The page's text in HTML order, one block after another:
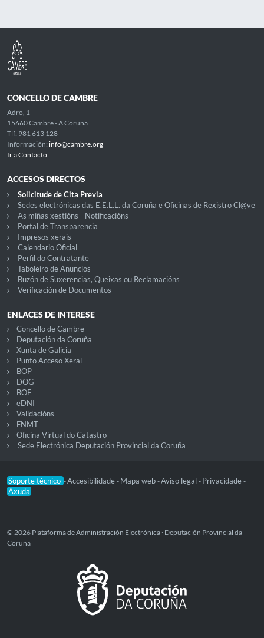
CONCELLO DE CAMBRE
Adro, 1
15660 Cambre - A Coruña
Tlf: 981 613 128
Información: info@cambre.org
Ir a Contacto
ACCESOS DIRECTOS
Solicitude de Cita Previa
Sedes electrónicas das E.E.L.L. da Coruña e Oficinas de Rexistro Cl@ve
As miñas xestións - Notificacións
Portal de Transparencia
Impresos xerais
Calendario Oficial
Perfil do Contratante
Taboleiro de Anuncios
Buzón de Suxerencias, Queixas ou Reclamacións
Verificación de Documentos
ENLACES DE INTERESE
Concello de Cambre
Deputación da Coruña
Xunta de Galicia
Punto Acceso Xeral
BOP
DOG
BOE
eDNI
Validacións
FNMT
Oficina Virtual do Catastro
Sede Electrónica Deputación Provincial da Coruña
Soporte técnico -Accesibilidade - Mapa web -Aviso legal - Privacidade -
Axuda
© 2026 Plataforma de Administración Electrónica · Deputación Provincial da
Coruña